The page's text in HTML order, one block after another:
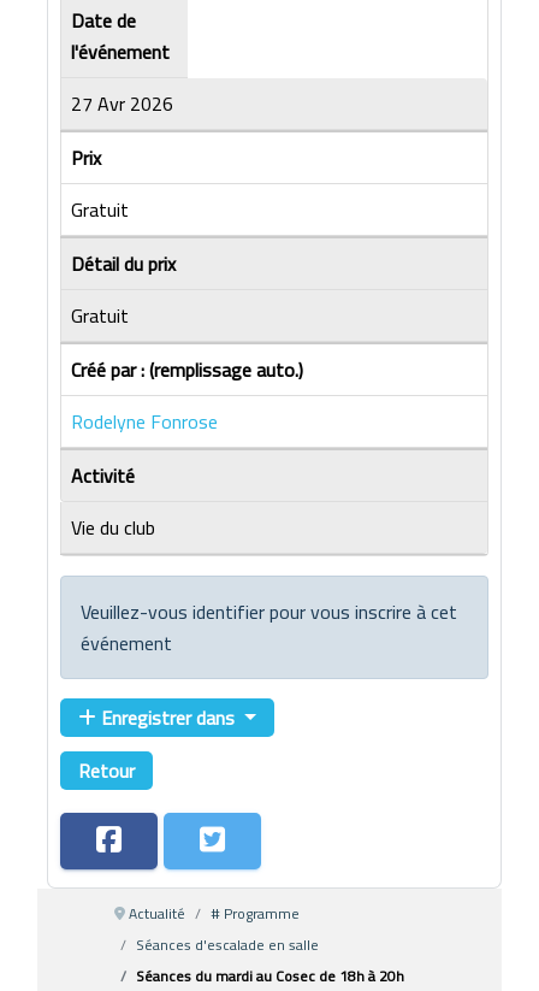
Date de
l'événement
27 Avr 2026
Prix
Gratuit
Détail du prix
Gratuit
Créé par : (remplissage auto.)
Rodelyne Fonrose
Activité
Vie du club
Veuillez-vous identifier pour vous inscrire à cet
événement
Enregistrer dans
Retour
Actualité
# Programme
Séances d'escalade en salle
Séances du mardi au Cosec de 18h à 20h